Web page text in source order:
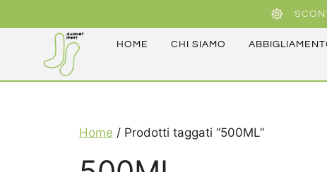
HOME CHI SIAMO
Home / Prodotti taggati “500ML”